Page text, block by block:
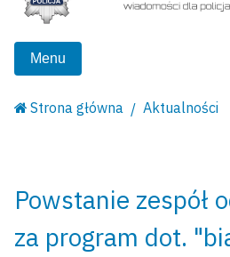
Menu
Strona główna Aktualności
Powstanie zespół
za program dot.